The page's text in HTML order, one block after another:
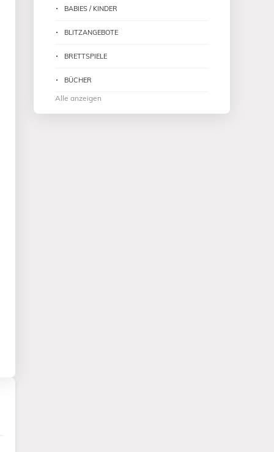
BABIES / KINDER
BLITZANGEBOTE
BRETTSPIELE
BÜCHER
Alle anzeigen